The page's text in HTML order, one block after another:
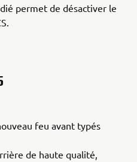
permet de désactiver le
feu avant typés
de haute qualité,